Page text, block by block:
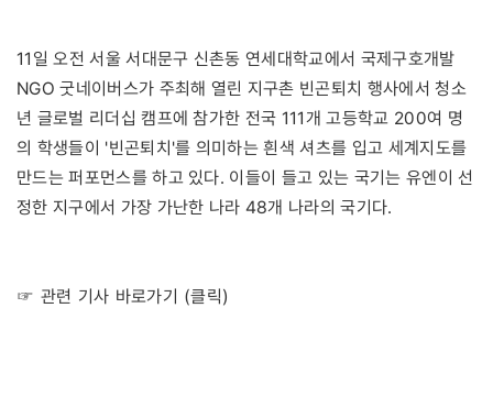
11일 오전 서울 서대문구 신촌동 연세대학교에서 국제구호개발
NGO 굿네이버스가 주최해 열린 지구촌 빈곤퇴치 행사에서 청소
년 글로벌 리더십 캠프에 참가한 전국 111개 고등학교 200여 명
의 학생들이 '빈곤퇴치'를 의미하는 흰색 셔츠를 입고 세계지도를
만드는 퍼포먼스를 하고 있다. 이들이 들고 있는 국기는 유엔이 선
정한 지구에서 가장 가난한 나라 48개 나라의 국기다.
☞ 관련 기사 바로가기 (클릭)